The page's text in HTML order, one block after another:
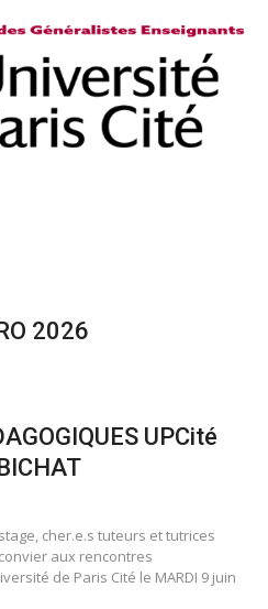
2026
UPCité
cher.e.s tuteurs et tutrices
aux rencontres
de Paris Cité le MARDI 9 juin